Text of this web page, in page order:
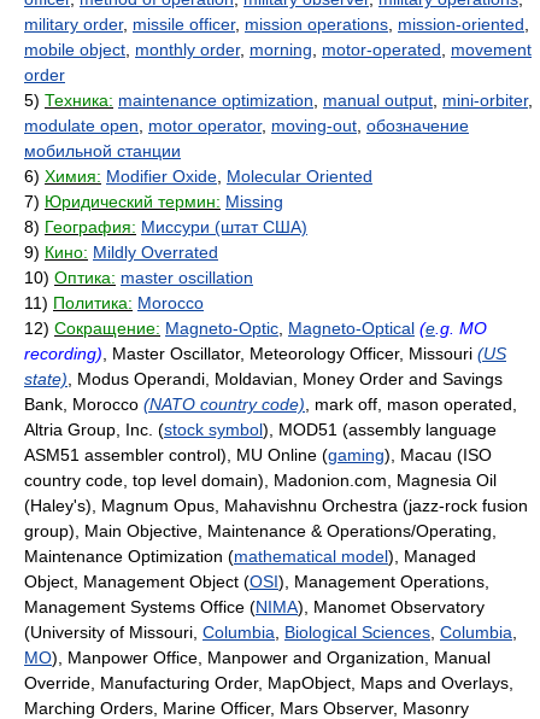
military order, missile officer, mission operations mission-oriented
mobile object monthly order, morning motor-operated
movement
order
5) Техника: maintenance optimization manual output mini-orbiter,
modulate open
motor operator, moving-out обозначение
мобильной станции
6) Химия: Modifier Oxide Molecular Oriented
7) Юридический термин: Missing
8) География: Миссури (штат США)
9) Кино: Mildly Overrated
10) Оптика: master oscillation
11) Политика: Morocco
12) Сокращение: Magneto-Optic Magneto-Optical (e .g. MO
recording) , Master Oscillator, Meteorology Officer, Missouri (US
state) , Modus Operandi, Moldavian, Money Order and Savings
Bank, Morocco (NATO country code) , mark off, mason operated,
Altria Group, Inc. (stock symbol), MOD51 (assembly language
ASM51 assembler control), MU Online (gaming), Macau (ISO
country code, top level domain), Madonion.com, Magnesia Oil
(Haley's), Magnum Opus, Mahavishnu Orchestra (jazz-rock fusion
group), Main Objective, Maintenance & Operations/Operating,
Maintenance Optimization (mathematical model), Managed
Object, Management Object (OSI), Management Operations,
Management Systems Office (NIMA), Manomet Observatory
(University of Missouri, Columbia Biological Sciences Columbia
MO), Manpower Office, Manpower and Organization, Manual
Override, Manufacturing Order, MapObject, Maps and Overlays,
Marching Orders, Marine Officer, Mars Observer, Masonry